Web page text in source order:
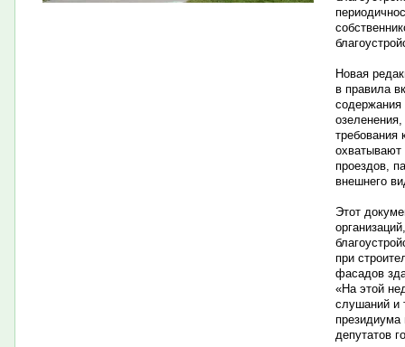
Новая
в правила
содержания
озеленения,
требования
охватывают
проездов,
внешнего
Этот
при
фасадов
«На этой
слушаний и
президиума
депутатов